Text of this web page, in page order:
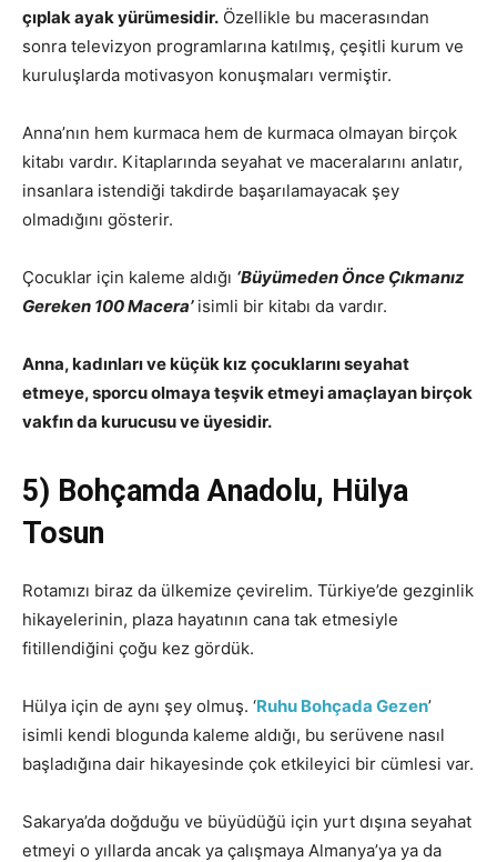
çıplak ayak yürümesidir. Özellikle bu macerasından
sonra televizyon programlarına katılmış, çeşitli kurum ve
kuruluşlarda motivasyon konuşmaları vermiştir.
Anna’nın hem kurmaca hem de kurmaca olmayan birçok
kitabı vardır. Kitaplarında seyahat ve maceralarını anlatır,
insanlara istendiği takdirde başarılamayacak şey
olmadığını gösterir.
Çocuklar için kaleme aldığı ‘Büyümeden Önce Çıkmanız
Gereken 100 Macera’isimli bir kitabı da vardır.
Anna, kadınları ve küçük kız çocuklarını seyahat
etmeye, sporcu olmaya teşvik etmeyi amaçlayan birçok
vakfın da kurucusu ve üyesidir.
5) Bohçamda Anadolu, Hülya
Tosun
Rotamızı biraz da ülkemize çevirelim. Türkiye’de gezginlik
hikayelerinin, plaza hayatının cana tak etmesiyle
fitillendiğini çoğu kez gördük.
Hülya için de aynı şey olmuş. ‘Ruhu Bohçada Gezen’
isimli kendi blogunda kaleme aldığı, bu serüvene nasıl
başladığına dair hikayesinde çok etkileyici bir cümlesi var.
Sakarya’da doğduğu ve büyüdüğü için yurt dışına seyahat
etmeyi o yıllarda ancak ya çalışmaya Almanya’ya ya da